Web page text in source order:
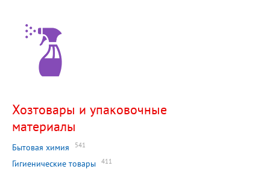
Хозтовары и упаковочные
материалы
Бытовая химия 541
Гигиенические товары 411